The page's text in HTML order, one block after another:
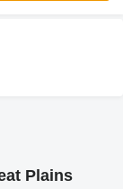
Plains